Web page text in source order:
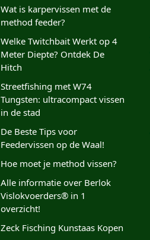
Wat is karpervissen met de
method feeder?
Welke Twitchbait Werkt op 4
Meter Diepte? Ontdek De
Hitch
Streetfishing met W74
Tungsten: ultracompact vissen
in de stad
De Beste Tips voor
Feedervissen op de Waal!
Hoe moet je method vissen?
Alle informatie over Berlok
Vislokvoerders® in 1
overzicht!
Zeck Fisching Kunstaas Kopen